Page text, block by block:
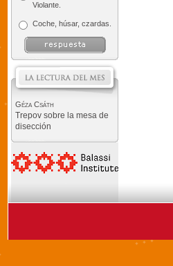
Violante.
Coche, húsar, czardas.
Géza Csáth
Trepov sobre la mesa de
disección